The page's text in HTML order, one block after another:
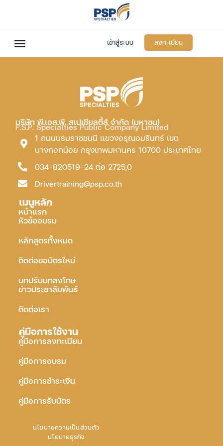
เข้าสู่ระบบ ลงทะเบียน
บริษัท พี.เอส.พี. สเปเชียลตี้ส์ จำกัด (มหาชน)
P.S.P. Specialties Public Company Limited
1 ถนนบรมราชชนนี แขวงอรุณอมรินทร์ เขต
บางกอกน้อย กรุงเทพมหานคร 10700 ประเทศไทย
034-820519-24 ต่อ 2725,0
Drivertraining@psp.co.th
เมนูหลัก
หน้าแรก
หัวข้ออบรม
หลักสูตรทั้งหมด
ติดต่อขอบัตรใหม่
บทปรับบทลงโทษ
ข่าวประชาสัมพันธ์
ติดต่อเรา
คู่มือการใช้งาน
คู่มือการลงทะเบียน
คู่มือการอบรม
คู่มือการชำระเงิน
คู่มือการรับบัตร
นโยบายความเป็นส่วนตัว
นโยบายธุรกิจ